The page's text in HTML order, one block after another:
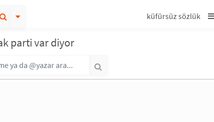
küfürsüz sözlük
parti var diyor